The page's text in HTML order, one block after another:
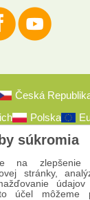
Česká
Polska
súkromia
na zlepšenie
stránky,
účel môžeme